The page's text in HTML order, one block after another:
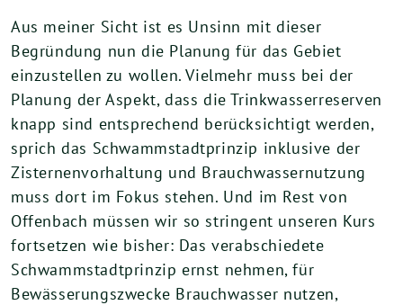
Aus meiner Sicht ist es Unsinn mit dieser
Begründung nun die Planung für das Gebiet
einzustellen zu wollen. Vielmehr muss bei der
Planung der Aspekt, dass die Trinkwasserreserven
knapp sind entsprechend berücksichtigt werden,
sprich das Schwammstadtprinzip inklusive der
Zisternenvorhaltung und Brauchwassernutzung
muss dort im Fokus stehen. Und im Rest von
Offenbach müssen wir so stringent unseren Kurs
fortsetzen wie bisher: Das verabschiedete
Schwammstadtprinzip ernst nehmen, für
Bewässerungszwecke Brauchwasser nutzen,